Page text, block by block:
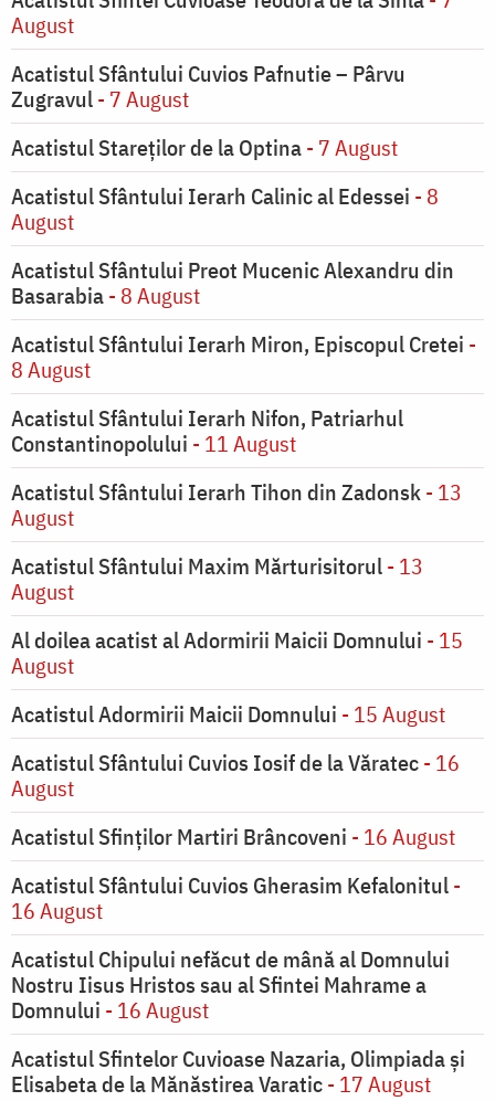
August
Acatistul Sfântului Cuvios Pafnutie – Pârvu
Zugravul- 7 August
Acatistul Stareţilor de la Optina- 7 August
Acatistul Sfântului Ierarh Calinic al Edessei - 8
August
Acatistul Sfântului Preot Mucenic Alexandru din
Basarabia- 8 August
Acatistul Sfântului Ierarh Miron, Episcopul Cretei -
8 August
Acatistul Sfântului Ierarh Nifon, Patriarhul
Constantinopolului - 11 August
Acatistul Sfântului Ierarh Tihon din Zadonsk- 13
August
Acatistul Sfântului Maxim Mărturisitorul- 13
August
Al doilea acatist al Adormirii Maicii Domnului - 15
August
Acatistul Adormirii Maicii Domnului - 15 August
Acatistul Sfântului Cuvios Iosif de la Văratec- 16
August
Acatistul Sfinților Martiri Brâncoveni - 16 August
Acatistul Sfântului Cuvios Gherasim Kefalonitul-
16 August
Acatistul Chipului nefăcut de mână al Domnului
Nostru Iisus Hristos sau al Sfintei Mahrame a
Domnului - 16 August
Acatistul Sfintelor Cuvioase Nazaria, Olimpiada și
Elisabeta de la Mănăstirea Varatic- 17 August